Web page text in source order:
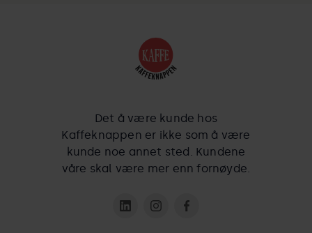
Det å være kunde hos
Kaffeknappen er ikke som å være
kunde noe annet sted. Kundene
våre skal være mer enn fornøyde.